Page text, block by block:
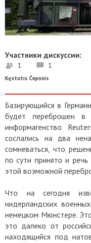
Участники дискуссии:
1 1
Kęstutis Čeponis
Базирующийся в
будет переброшен
информагенство
сослались на два
сомневаться, что
по сути принято и
этой возможной
Что на сегодня
нидерландских
немецком Мюнстере.
это далеко от
находящийся под